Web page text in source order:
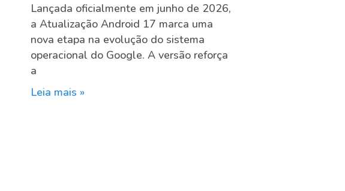
Lançada oficialmente em junho de 2026,
a Atualização Android 17 marca uma
nova etapa na evolução do sistema
operacional do Google. A versão reforça
a
Leia mais »